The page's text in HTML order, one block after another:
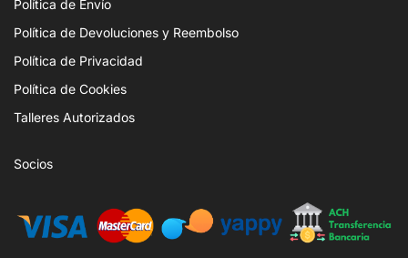
Política de Envío
Política de Devoluciones y Reembolso
Política de Privacidad
Política de Cookies
Talleres Autorizados
Socios